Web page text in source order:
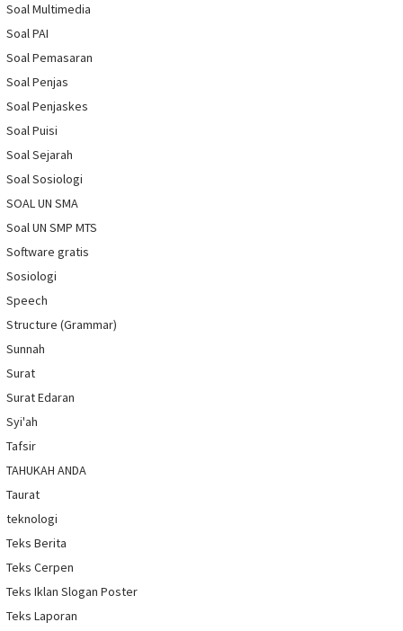
Soal Multimedia
Soal PAI
Soal Pemasaran
Soal Penjas
Soal Penjaskes
Soal Puisi
Soal Sejarah
Soal Sosiologi
SOAL UN SMA
Soal UN SMP MTS
Software gratis
Sosiologi
Speech
Structure (Grammar)
Sunnah
Surat
Surat Edaran
Syi'ah
Tafsir
TAHUKAH ANDA
Taurat
teknologi
Teks Berita
Teks Cerpen
Teks Iklan Slogan Poster
Teks Laporan